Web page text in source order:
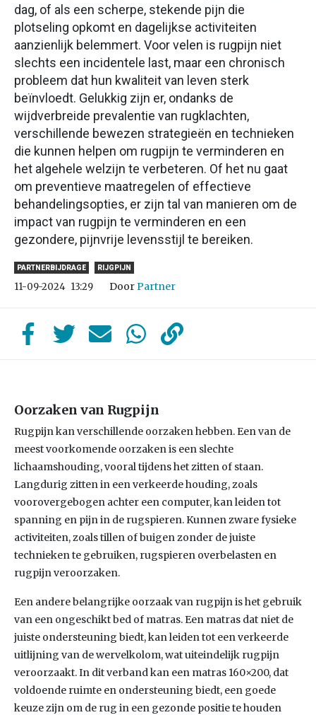
dag, of als een scherpe, stekende pijn die
plotseling opkomt en dagelijkse activiteiten
aanzienlijk belemmert. Voor velen is rugpijn niet
slechts een incidentele last, maar een chronisch
probleem dat hun kwaliteit van leven sterk
beïnvloedt. Gelukkig zijn er, ondanks de
wijdverbreide prevalentie van rugklachten,
verschillende bewezen strategieën en technieken
die kunnen helpen om rugpijn te verminderen en
het algehele welzijn te verbeteren. Of het nu gaat
om preventieve maatregelen of effectieve
behandelingsopties, er zijn tal van manieren om de
impact van rugpijn te verminderen en een
gezondere, pijnvrije levensstijl te bereiken.
PARTNERBIJDRAGE RIJGPIJN
11-09-2024 13:29 DoorPartner
Oorzaken van Rugpijn
Rugpijn kan verschillende oorzaken hebben. Een van de
meest voorkomende oorzaken is een slechte
lichaamshouding, vooral tijdens het zitten of staan.
Langdurig zitten in een verkeerde houding, zoals
voorovergebogen achter een computer, kan leiden tot
spanning en pijn in de rugspieren. Kunnen zware fysieke
activiteiten, zoals tillen of buigen zonder de juiste
technieken te gebruiken, rugspieren overbelasten en
rugpijn veroorzaken.
Een andere belangrijke oorzaak van rugpijn is het gebruik
van een ongeschikt bed of matras. Een matras dat niet de
juiste ondersteuning biedt, kan leiden tot een verkeerde
uitlijning van de wervelkolom, wat uiteindelijk rugpijn
veroorzaakt. In dit verband kan een matras 160×200, dat
voldoende ruimte en ondersteuning biedt, een goede
keuze zijn om de rug in een gezonde positie te houden